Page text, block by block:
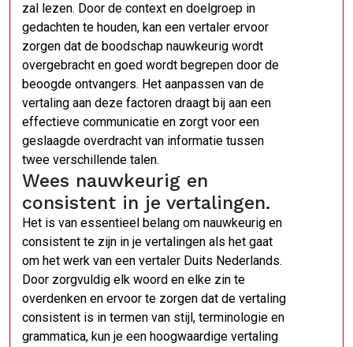
zal lezen. Door de context en doelgroep in
gedachten te houden, kan een vertaler ervoor
zorgen dat de boodschap nauwkeurig wordt
overgebracht en goed wordt begrepen door de
beoogde ontvangers. Het aanpassen van de
vertaling aan deze factoren draagt bij aan een
effectieve communicatie en zorgt voor een
geslaagde overdracht van informatie tussen
twee verschillende talen.
Wees nauwkeurig en
consistent in je vertalingen.
Het is van essentieel belang om nauwkeurig en
consistent te zijn in je vertalingen als het gaat
om het werk van een vertaler Duits Nederlands.
Door zorgvuldig elk woord en elke zin te
overdenken en ervoor te zorgen dat de vertaling
consistent is in termen van stijl, terminologie en
grammatica, kun je een hoogwaardige vertaling